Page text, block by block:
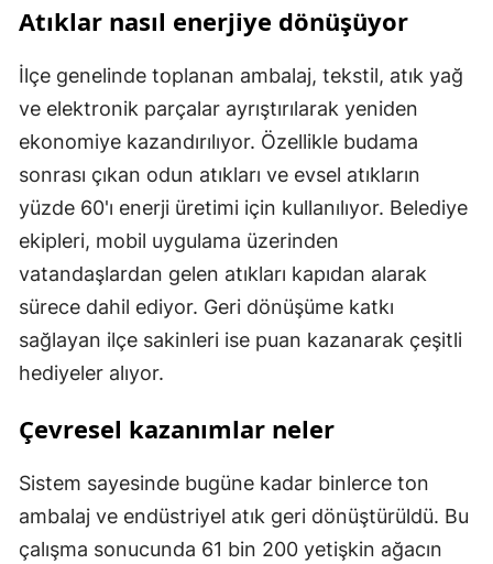
Atıklar nasıl enerjiye dönüşüyor
İlçe genelinde toplanan ambalaj, tekstil, atık yağ
ve elektronik parçalar ayrıştırılarak yeniden
ekonomiye kazandırılıyor. Özellikle budama
sonrası çıkan odun atıkları ve evsel atıkların
yüzde 60'ı enerji üretimi için kullanılıyor. Belediye
ekipleri, mobil uygulama üzerinden
vatandaşlardan gelen atıkları kapıdan alarak
sürece dahil ediyor. Geri dönüşüme katkı
sağlayan ilçe sakinleri ise puan kazanarak çeşitli
hediyeler alıyor.
Çevresel kazanımlar neler
Sistem sayesinde bugüne kadar binlerce ton
ambalaj ve endüstriyel atık geri dönüştürüldü. Bu
çalışma sonucunda 61 bin 200 yetişkin ağacın